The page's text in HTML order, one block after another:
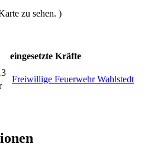
zu sehen. )
eingesetzte Kräfte
Freiwillige Feuerwehr Wahlstedt